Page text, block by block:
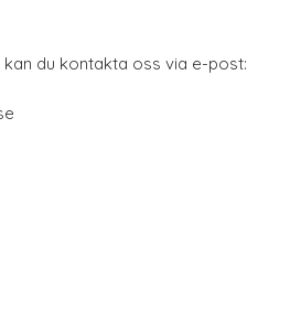
du kontakta oss via e-post: